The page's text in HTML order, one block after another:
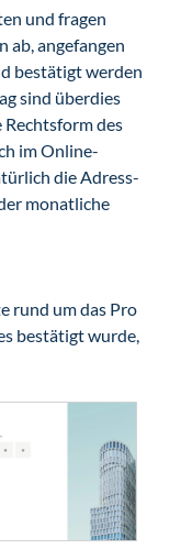
und fragen
ab, angefangen
bestätigt werden
sind überdies
des
im Online-
die Adress-
monatliche
rund um das Pro
bestätigt wurde,